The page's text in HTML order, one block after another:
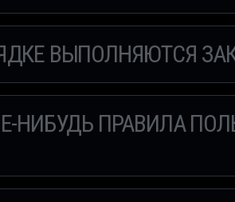
ВЫПОЛНЯЮТСЯ
НИБУДЬ ПРАВИЛА